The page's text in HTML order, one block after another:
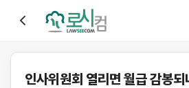
인사위원회 열리면 월급 감봉되